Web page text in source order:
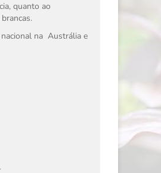
quanto ao
naAustrália e